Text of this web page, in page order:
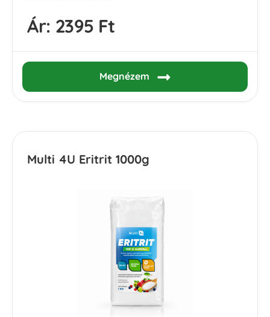
Ár: 2395 Ft
Megnézem
Multi 4U Eritrit 1000g